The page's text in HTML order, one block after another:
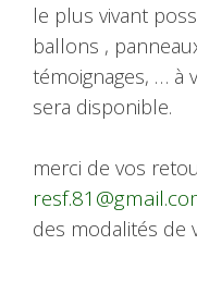
le plus vivant
ballons ,
témoignages, … à
sera disponible. ​
merci de vos
des modalités de